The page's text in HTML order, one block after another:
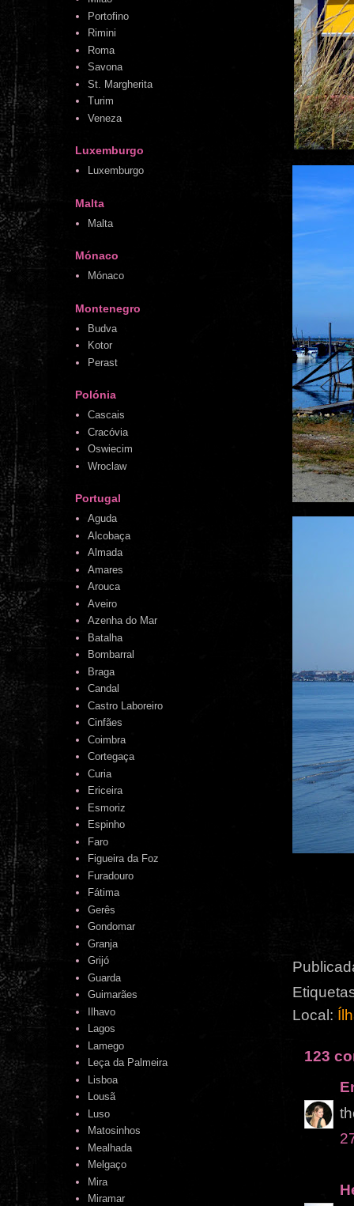
Local:
123
Portofino
Rimini
Roma
Savona
St. Margherita
Turim
Veneza
Luxemburgo
Luxemburgo
Malta
Malta
Mónaco
Mónaco
Montenegro
Budva
Kotor
Perast
Polónia
Cascais
Cracóvia
Oswiecim
Wroclaw
Portugal
Aguda
Alcobaça
Almada
Amares
Arouca
Aveiro
Azenha do Mar
Batalha
Bombarral
Braga
Candal
Castro Laboreiro
Cinfães
Coimbra
Cortegaça
Curia
Ericeira
Esmoriz
Espinho
Faro
Figueira da Foz
Furadouro
Fátima
Gerês
Gondomar
Granja
Grijó
Guarda
Guimarães
Ilhavo
Lagos
Lamego
Leça da Palmeira
Lisboa
Lousã
Luso
Matosinhos
Mealhada
Melgaço
Mira
Miramar